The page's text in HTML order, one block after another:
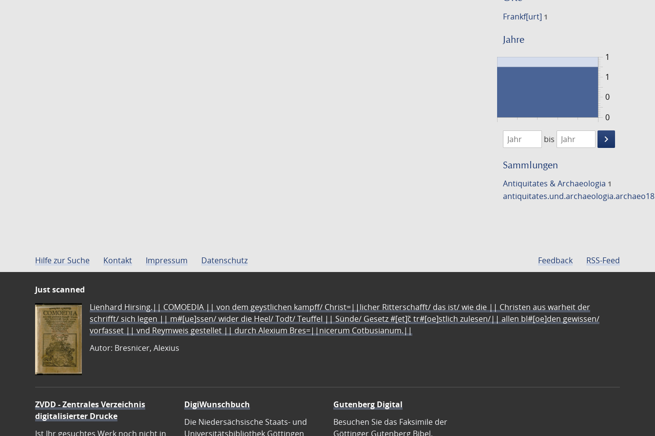
Frankf[urt] 1
Jahre
0
1
0
1
1602
1603
bis
keyboard_arrow_right
Suche
Sammlungen
Antiquitates & Archaeologia 1
Hilfe zur Suche Kontakt Impressum Datenschutz Feedback RSS-Feed
Just scanned
Lienhard Hirsing.|| COMOEDIA || von dem geystlichen kampff/ Christ=||licher Ritterschafft/ das ist/ wie die || Christen aus warheit der
schrifft/ sich legen || m#[ue]ssen/ wider die Heel/ Todt/ Teuffel || Sünde/ Gesetz #[et]c̃ tr#[oe]stlich zulesen/|| allen bl#[oe]den gewissen/
vorfasset || vnd Reymweis gestellet || durch Alexium Bres=||nicerum Cotbusianum.||
Autor: Bresnicer, Alexius
ZVDD - Zentrales Verzeichnis
digitalisierter Drucke
Ist Ihr gesuchtes Werk noch nicht in
DigiWunschbuch
Die Niedersächsische Staats- und
Universitätsbibliothek Göttingen
Gutenberg Digital
Besuchen Sie das Faksimile der
Göttinger Gutenberg Bibel.